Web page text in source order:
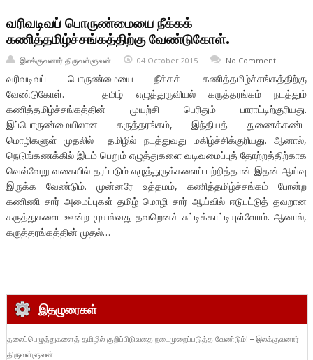
வரிவடிவப் பொருண்மையை நீக்கக்
கணித்தமிழ்ச்சங்கத்திற்கு வேண்டுகோள்.
இலக்குவனார் திருவள்ளுவன் 04 October 2015 No Comment
வரிவடிவப் பொருண்மையை நீக்கக் கணித்தமிழ்ச்சங்கத்திற்கு
வேண்டுகோள். தமிழ் எழுத்துருவியல் கருத்தரங்கம் நடத்தும்
கணித்தமிழ்ச்சங்கத்தின் முயற்சி பெரிதும் பாராட்டிற்குரியது.
இப்பொருண்மையிலான கருத்தரங்கம், இந்தியத் துணைக்கண்ட
மொழிகளுள் முதலில் தமிழில் நடத்துவது மகிழ்ச்சிக்குரியது. ஆனால்,
நெடுங்கணக்கில் இடம் பெறும் எழுத்துகளை வடிவமைப்புத் தோற்றத்திற்காக
வெவ்வேறு வகையில் தரப்படும் எழுத்துருக்களைப் பற்றித்தான் இதன் ஆய்வு
இருக்க வேண்டும். முன்னரே உத்தமம், கணித்தமிழ்ச்சங்கம் போன்ற
கணிணி சார் அமைப்புகள் தமிழ் மொழி சார் ஆய்வில் ஈடுபட்டுத் தவறான
கருத்துகளை ஊன்ற முயல்வது தவறெனச் சுட்டிக்காட்டியுள்ளோம். ஆனால்,
கருத்தரங்கத்தின் முதல்…
இதழுரைகள்
தலைப்பெழுத்துகளைத் தமிழில் குறிப்பிடுவதை நடைமுறைப்படுத்த வேண்டும்! – இலக்குவனார்
திருவள்ளுவன்